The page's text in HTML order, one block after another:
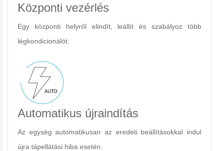
Központi vezérlés
Egy központi helyről elindít, leállít és szabályoz több
légkondicionálót.
Automatikus újraindítás
Az egység automatikusan az eredeti beállításokkal indul
újra tápellátási hiba esetén.